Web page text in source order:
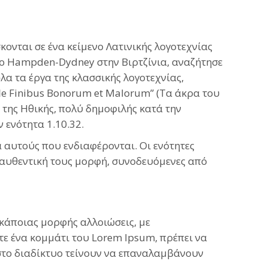
σε ένα κείμενο Λατινικής λογοτεχνίας
Dydney στην Βιρτζίνια, αναζήτησε
τα έργα της κλασσικής λογοτεχνίας,
Finibus Bonorum et Malorum” (Τα άκρα του
Ηθικής, πολύ δημοφιλής κατά την
1.10.32.
που ενδιαφέρονται. Οι ενότητες
τους μορφή, συνοδευόμενες από
μορφής αλλοιώσεις, με
ένα κομμάτι του Lorem Ipsum, πρέπει να
διαδίκτυο τείνουν να επαναλαμβάνουν